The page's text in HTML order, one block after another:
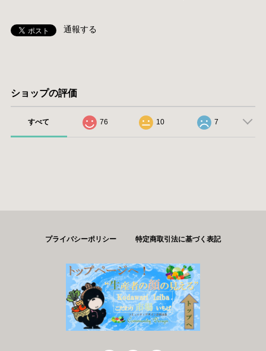
通報する
ショップの評価
すべて 76 10 7
プライバシーポリシー 特定商取引法に基づく表記